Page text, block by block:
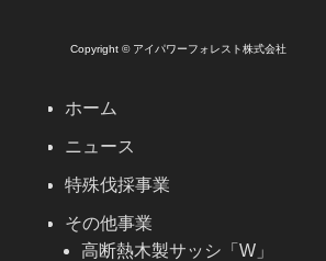
Copyright © アイパワーフォレスト株式会社
ホーム
ニュース
特殊伐採事業
その他事業
高断熱木製サッシ「W」